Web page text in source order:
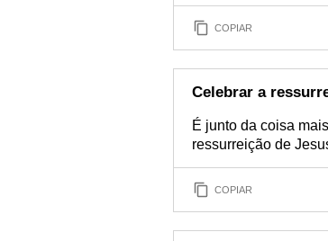
COPIAR
Celebrar a
É junto da coisa
ressurreição de
COPIAR